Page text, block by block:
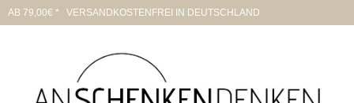
AB 79,00€ * VERSANDKOSTENFREI IN DEUTSCHLAND